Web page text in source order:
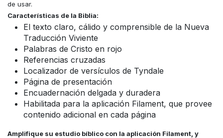
de usar.
Características de la Biblia:
El texto claro, cálido y comprensible de la Nueva
Traducción Viviente
Palabras de Cristo en rojo
Referencias cruzadas
Localizador de versículos de Tyndale
Página de presentación
Encuadernación delgada y duradera
Habilitada para la aplicación Filament, que provee
contenido adicional en cada página
Amplifique su estudio bíblico con la aplicación Filament, y